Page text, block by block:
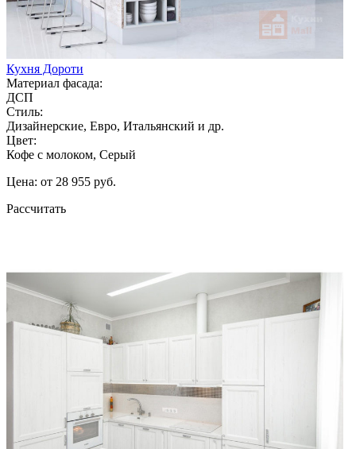
Кухня Дороти
Материал фасада:
ДСП
Стиль:
Дизайнерские, Евро, Итальянский и др.
Цвет:
Кофе с молоком, Серый
Цена: от 28 955 руб.
Рассчитать